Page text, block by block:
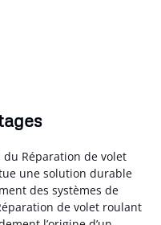
Réparation de volet
une solution durable
des systèmes de
de volet roulant